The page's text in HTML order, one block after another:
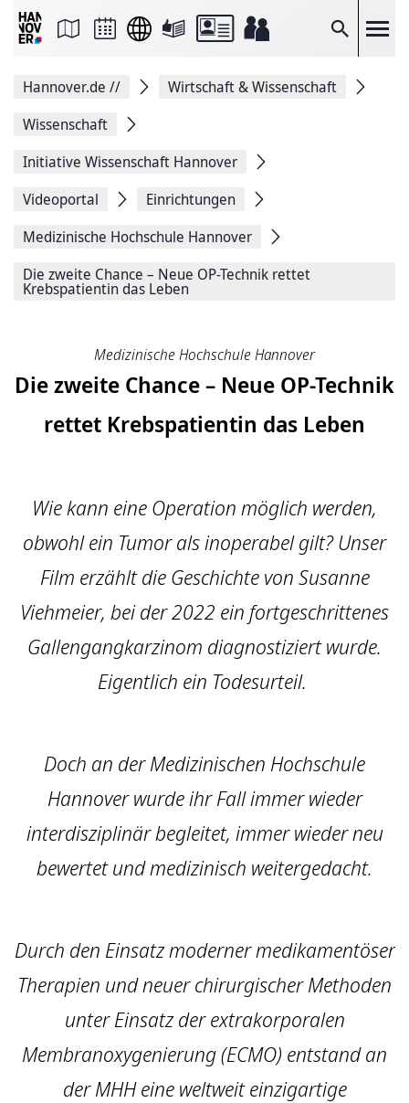
Suche
Seite
Facebook
teilen
Seitenlink
Seite
Hannover.de //
Wirtschaft & Wissenschaft
Wissenschaft
Initiative Wissenschaft Hannover
Videoportal
Einrichtungen
Medizinische ­Hochschule ­Hannover
Die zweite Chance – Neue OP-Technik rettet
Krebspatientin das Leben
Medizinische Hochschule Hannover
Die zweite Chance – Neue OP-Technik
rettet Krebspatientin das Leben
Wie kann eine Operation möglich werden,
obwohl ein Tumor als inoperabel gilt? Unser
Film erzählt die Geschichte von Susanne
Viehmeier, bei der 2022 ein fortgeschrittenes
Gallengangkarzinom diagnostiziert wurde.
Eigentlich ein Todesurteil.
Doch an der Medizinischen Hochschule
Hannover wurde ihr Fall immer wieder
interdisziplinär begleitet, immer wieder neu
bewertet und medizinisch weitergedacht.
Durch den Einsatz moderner medikamentöser
Therapien und neuer chirurgischer Methoden
unter Einsatz der extrakorporalen
Membranoxygenierung (ECMO) entstand an
der MHH eine weltweit einzigartige